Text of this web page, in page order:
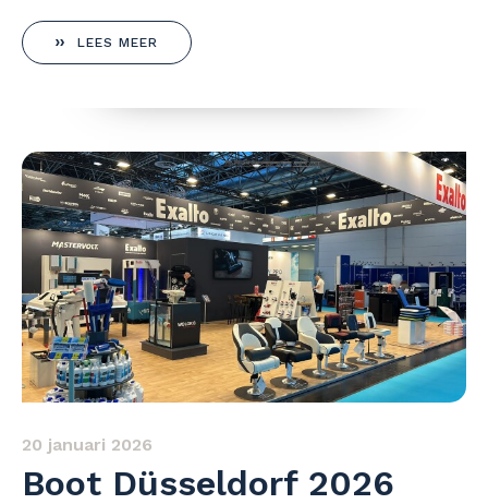
LEES MEER
20 januari 2026
Boot Düsseldorf 2026